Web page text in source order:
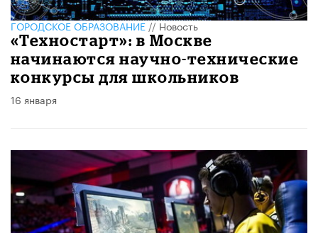
ГОРОДСКОЕ ОБРАЗОВАНИЕ//Новость
«Техностарт»: в Москве
начинаются научно-технические
конкурсы для школьников
16 января